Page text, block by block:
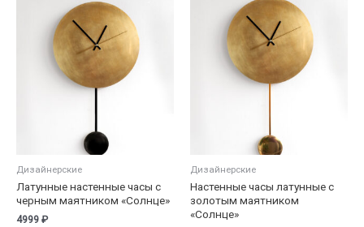
Дизайнерские
Латунные настенные часы с
черным маятником «Солнце»
4999 ₽
Дизайнерские
Настенные часы латунные с
золотым маятником
«Солнце»